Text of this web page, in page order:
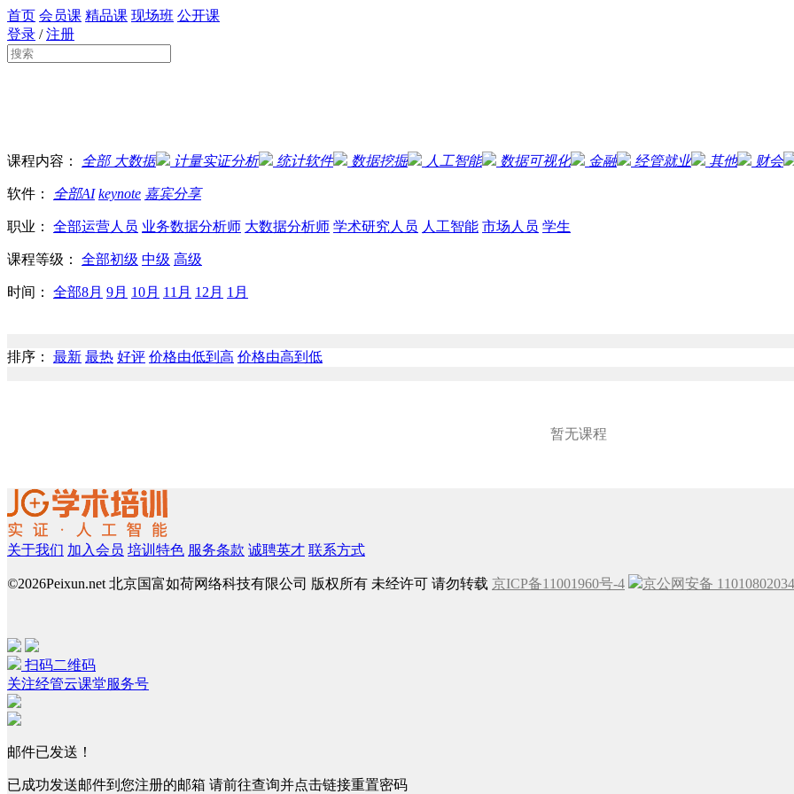
首页 会员课 精品课 现场班 公开课
登录 /注册
课程内容： 全部大数据 计量实证分析 统计软件 数据挖掘 人工智能 数据可视化 金融 经管就业 其他 财会
软件： 全部AI keynote 嘉宾分享
职业： 全部运营人员 业务数据分析师 大数据分析师 学术研究人员 人工智能 市场人员 学生
课程等级： 全部初级 中级 高级
时间： 全部8月 9月 10月 11月 12月 1月
排序： 最新 最热 好评 价格由低到高 价格由高到低
暂无课程
关于我们 加入会员 培训特色 服务条款 诚聘英才 联系方式
©2026Peixun.net 北京国富如荷网络科技有限公司 版权所有 未经许可 请勿转载 京ICP备11001960号-4 京公网安备
扫码二维码
关注经管云课堂服务号
邮件已发送！
已成功发送邮件到您注册的邮箱 请前往查询并点击链接重置密码